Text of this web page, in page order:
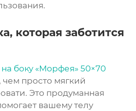
которая заботится
боку «Морфея» 50×70
просто мягкий
Это продуманная
вашему телу